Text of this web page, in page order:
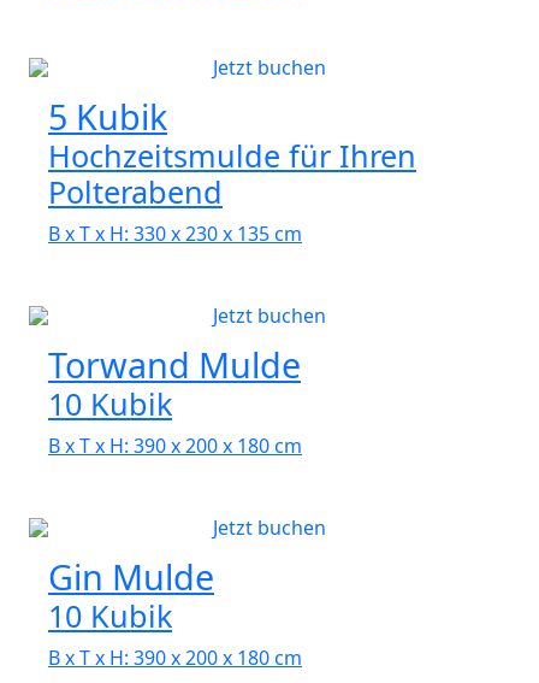
Jetzt buchen
5 Kubik
Hochzeitsmulde für Ihren
Polterabend
B x T x H: 330 x 230 x 135 cm
Jetzt buchen
Torwand Mulde
10 Kubik
B x T x H: 390 x 200 x 180 cm
Jetzt buchen
Gin Mulde
10 Kubik
B x T x H: 390 x 200 x 180 cm